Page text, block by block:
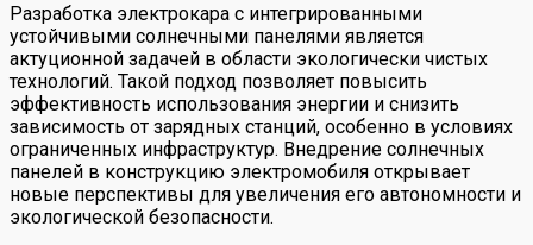
Разработка электрокара с интегрированными
устойчивыми солнечными панелями является
актуционной задачей в области экологически чистых
технологий. Такой подход позволяет повысить
эффективность использования энергии и снизить
зависимость от зарядных станций, особенно в условиях
ограниченных инфраструктур. Внедрение солнечных
панелей в конструкцию электромобиля открывает
новые перспективы для увеличения его автономности и
экологической безопасности.